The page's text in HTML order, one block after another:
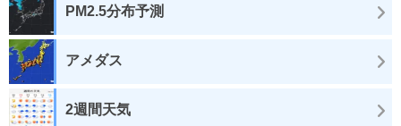
PM2.5分布予測
アメダス
2週間天気